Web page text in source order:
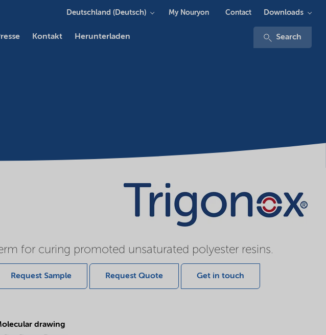
Kontakt Herunterladen Search
Deutschland (Deutsch) My Nouryon Contact Downloads
for curing promoted unsaturated polyester resins.
Request Sample Request Quote Get in touch
drawing